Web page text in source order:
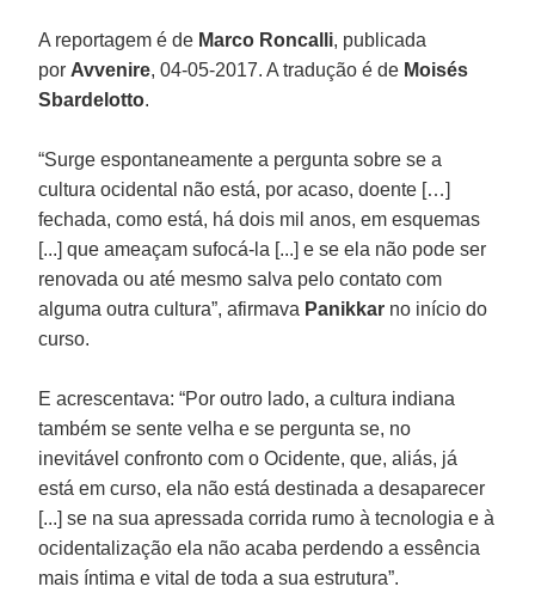
A reportagem é de Marco Roncalli, publicada
por Avvenire, 04-05-2017. A tradução é de Moisés
Sbardelotto.
“Surge espontaneamente a pergunta sobre se a
cultura ocidental não está, por acaso, doente […]
fechada, como está, há dois mil anos, em esquemas
[...] que ameaçam sufocá-la [...] e se ela não pode ser
renovada ou até mesmo salva pelo contato com
alguma outra cultura”, afirmava Panikkar no início do
curso.
E acrescentava: “Por outro lado, a cultura indiana
também se sente velha e se pergunta se, no
inevitável confronto com o Ocidente, que, aliás, já
está em curso, ela não está destinada a desaparecer
[...] se na sua apressada corrida rumo à tecnologia e à
ocidentalização ela não acaba perdendo a essência
mais íntima e vital de toda a sua estrutura”.